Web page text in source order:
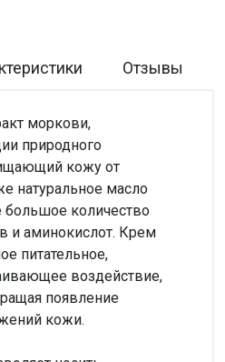
Отзывы
моркови,
природного
кожу от
натуральное масло
количество
и аминокислот. Крем
питательное,
воздействие,
появление
кожи.